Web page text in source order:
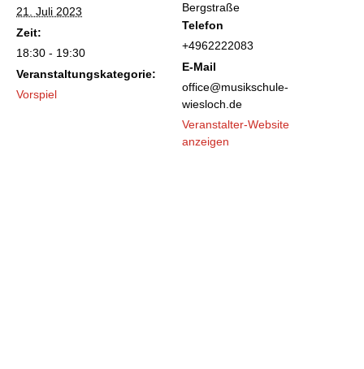
21. Juli 2023
Zeit:
18:30 - 19:30
Veranstaltungskategorie:
Vorspiel
Bergstraße
Telefon
+4962222083
E-Mail
office@musikschule-
wiesloch.de
Veranstalter-Website
anzeigen